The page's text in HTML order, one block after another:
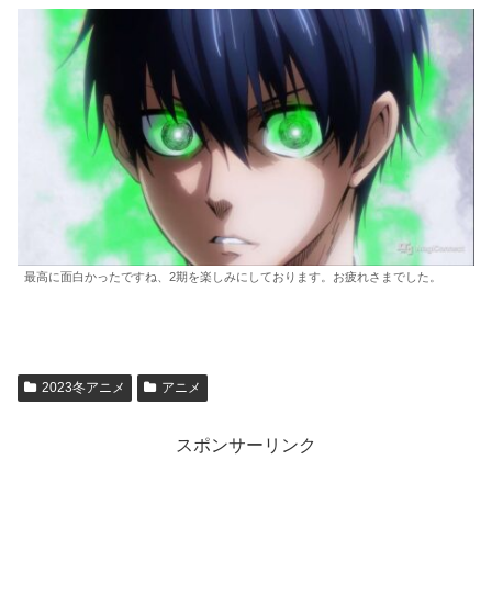
最高に面白かったですね、2期を楽しみにしております。お疲れさまでした。
2023冬アニメ アニメ
スポンサーリンク